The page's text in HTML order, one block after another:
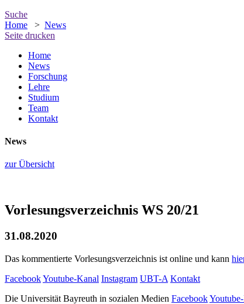
Suche
Home > News
Seite drucken
Home
News
Forschung
Lehre
Studium
Team
Kontakt
News
zur Übersicht
Vorlesungsverzeichnis WS 20/21
31.08.2020
Das kommentierte Vorlesungsverzeichnis ist online und kann
FacebookYoutube-Kanal Instagram UBT-A Kontakt
Die Universität Bayreuth in sozialen Medien Facebook